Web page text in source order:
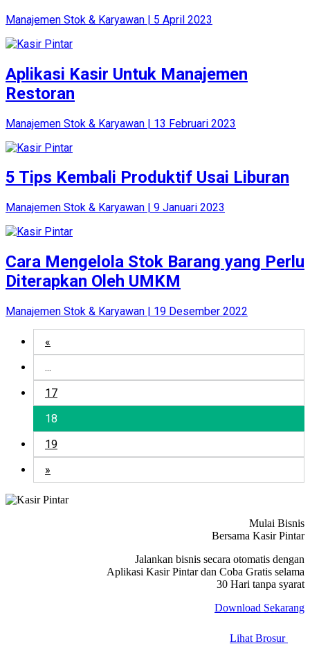
Manajemen Stok & Karyawan | 5 April 2023
Aplikasi Kasir Untuk Manajemen
Restoran
Manajemen Stok & Karyawan | 13 Februari 2023
5 Tips Kembali Produktif Usai Liburan
Manajemen Stok & Karyawan | 9 Januari 2023
Cara Mengelola Stok Barang yang Perlu
Diterapkan Oleh UMKM
Manajemen Stok & Karyawan | 19 Desember 2022
«
...
17
18
19
»
Mulai Bisnis
Bersama Kasir Pintar
Jalankan bisnis secara otomatis dengan
Aplikasi Kasir Pintar dan Coba Gratis selama
30 Hari tanpa syarat
Download Sekarang
Lihat Brosur